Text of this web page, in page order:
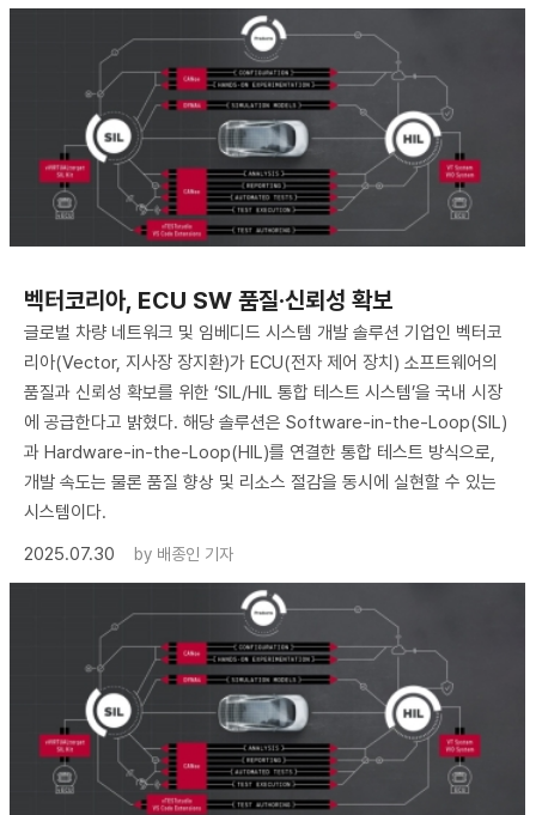
벡터코리아, ECU SW 품질·신뢰성 확보
글로벌 차량 네트워크 및 임베디드 시스템 개발 솔루션 기업인 벡터코
리아(Vector, 지사장 장지환)가 ECU(전자 제어 장치) 소프트웨어의
품질과 신뢰성 확보를 위한 ‘SIL/HIL 통합 테스트 시스템’을 국내 시장
에 공급한다고 밝혔다. 해당 솔루션은 Software-in-the-Loop(SIL)
과 Hardware-in-the-Loop(HIL)를 연결한 통합 테스트 방식으로,
개발 속도는 물론 품질 향상 및 리소스 절감을 동시에 실현할 수 있는
시스템이다.
2025.07.30
by 배종인 기자